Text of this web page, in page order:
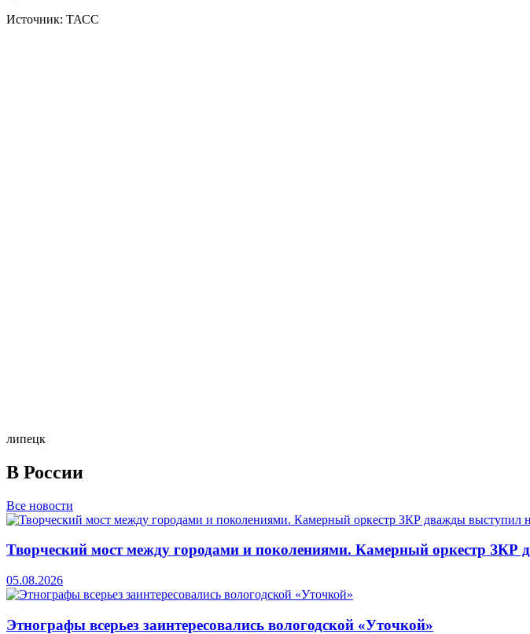
Источник: ТАСС
липецк
В России
Все новости
Творческий мост между городами и поколениями. Камерный оркестр ЗКР
05.08.2026
Этнографы всерьез заинтересовались вологодской «Уточкой»